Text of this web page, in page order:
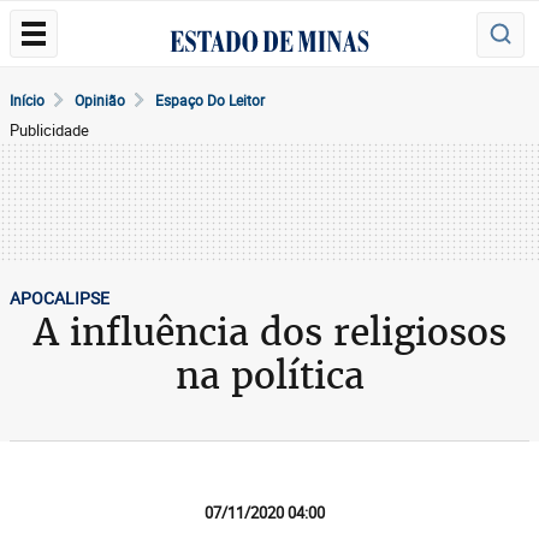
Início Opinião Espaço Do Leitor
Publicidade
APOCALIPSE
A influência dos religiosos
na política
07/11/2020 04:00